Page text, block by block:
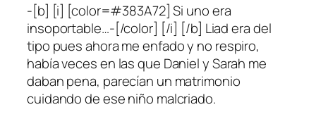
-[b] [i] [color=#383A72] Si uno era
insoportable…-[/color] [/i] [/b] Liad era del
tipo pues ahora me enfado y no respiro,
había veces en las que Daniel y Sarah me
daban pena, parecían un matrimonio
cuidando de ese niño malcriado.